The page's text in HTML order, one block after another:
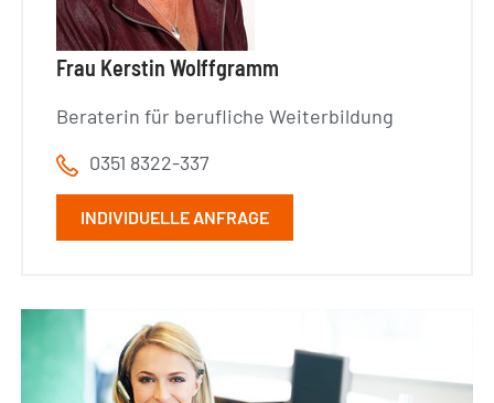
Frau Kerstin Wolffgramm
Beraterin für berufliche Weiterbildung
0351 8322-337
INDIVIDUELLE ANFRAGE